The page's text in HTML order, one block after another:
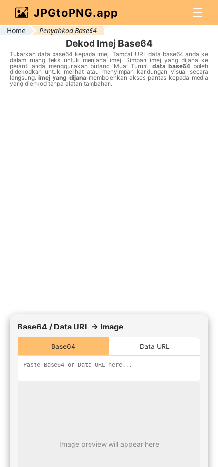
JPGtoPNG.app ☰
Home Penyahkod Base64
Dekod Imej Base64
Tukarkan data base64 kepada imej. Tampal URL data base64 anda ke
dalam ruang teks untuk menjana imej. Simpan imej yang dijana ke
peranti anda menggunakan butang 'Muat Turun'. data base64boleh
didekodkan untuk melihat atau menyimpan kandungan visual secara
langsung. imej yang dijana membolehkan akses pantas kepada media
yang dienkod tanpa alatan tambahan.
Base64 / Data URL → Image
Base64 Data URL
Image preview will appear here